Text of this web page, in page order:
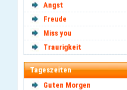
Angst
Freude
Miss you
Traurigkeit
Tageszeiten
Guten Morgen